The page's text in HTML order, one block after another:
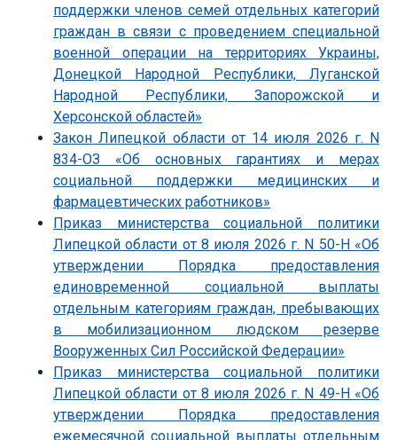
поддержки членов семей отдельных категорий
граждан в связи с проведением специальной
военной операции на территориях Украины,
Донецкой Народной Республики, Луганской
Народной Республики, Запорожской и
Херсонской областей»
Закон Липецкой области от 14 июля 2026 г. N
834-ОЗ «Об основных гарантиях и мерах
социальной поддержки медицинских и
фармацевтических работников»
Приказ министерства социальной политики
Липецкой области от 8 июля 2026 г. N 50-Н «Об
утверждении Порядка предоставления
единовременной социальной выплаты
отдельным категориям граждан, пребывающих
в мобилизационном людском резерве
Вооруженных Сил Российской Федерации»
Приказ министерства социальной политики
Липецкой области от 8 июля 2026 г. N 49-Н «Об
утверждении Порядка предоставления
ежемесячной социальной выплаты отдельным